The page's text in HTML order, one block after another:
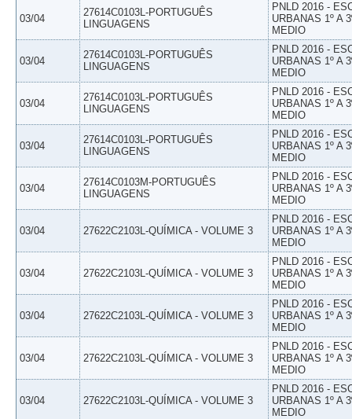
03/04
27614C0103L-PORTUGUÊS
LINGUAGENS
PNLD 2016 -
URBANAS 1º A
MEDIO
03/04
27614C0103L-PORTUGUÊS
LINGUAGENS
PNLD 2016 -
URBANAS 1º A
MEDIO
03/04
27614C0103L-PORTUGUÊS
LINGUAGENS
PNLD 2016 -
URBANAS 1º A
MEDIO
03/04
27614C0103L-PORTUGUÊS
LINGUAGENS
PNLD 2016 -
URBANAS 1º A
MEDIO
03/04
27614C0103M-PORTUGUÊS
LINGUAGENS
PNLD 2016 -
URBANAS 1º A
MEDIO
03/04 27622C2103L-QUÍMICA - VOLUME 3
PNLD 2016 -
URBANAS 1º A
MEDIO
03/04 27622C2103L-QUÍMICA - VOLUME 3
PNLD 2016 -
URBANAS 1º A
MEDIO
03/04 27622C2103L-QUÍMICA - VOLUME 3
PNLD 2016 -
URBANAS 1º A
MEDIO
03/04 27622C2103L-QUÍMICA - VOLUME 3
PNLD 2016 -
URBANAS 1º A
MEDIO
03/04 27622C2103L-QUÍMICA - VOLUME 3
PNLD 2016 -
URBANAS 1º A
MEDIO